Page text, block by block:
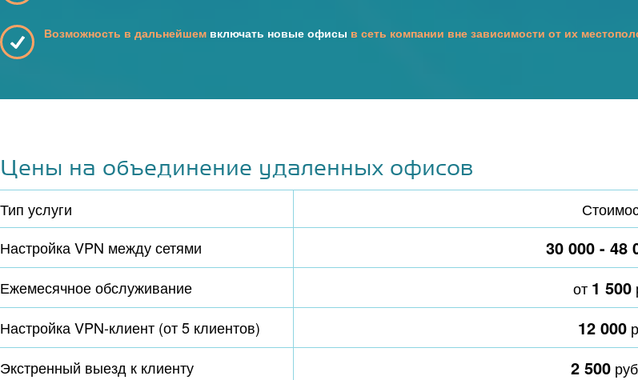
Возможность в дальнейшем включать новые офисы в сеть компании вне зависимости от их
Цены на объединение удаленных офисов
Тип услуги
Настройка VPN между сетями
30 000 - 48
Ежемесячное обслуживание
от 1 500
Настройка VPN-клиент (от 5 клиентов)
12 000
Экстренный выезд к клиенту
2 500